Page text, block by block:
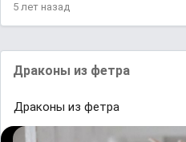
5 лет назад
Драконы из фетра
Драконы из фетра